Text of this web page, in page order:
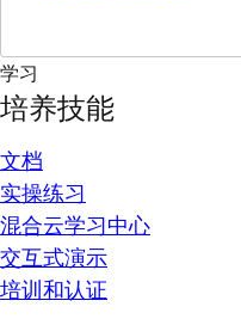
学习
培养技能
文档
实操练习
混合云学习中心
交互式演示
培训和认证